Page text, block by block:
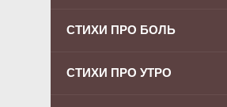
СТИХИ ПРО БОЛЬ
СТИХИ ПРО УТРО